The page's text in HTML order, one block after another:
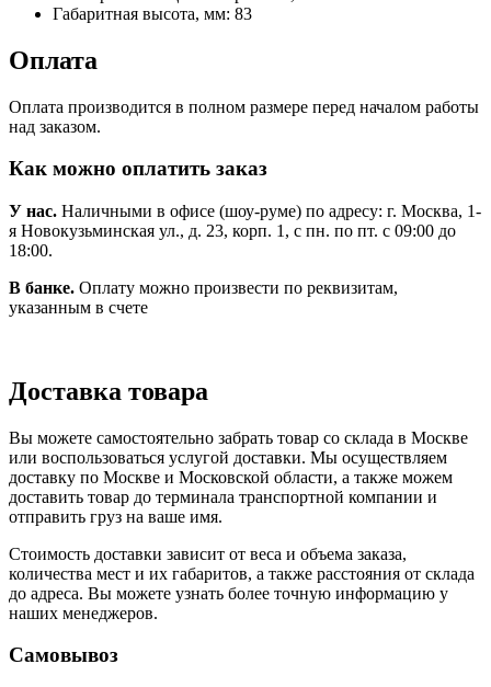
Габаритная высота, мм: 83
Оплата
Оплата производится в полном размере перед началом работы
над заказом.
Как можно оплатить заказ
У нас. Наличными в офисе (шоу-руме) по адресу: г. Москва, 1-
я Новокузьминская ул., д. 23, корп. 1, с пн. по пт. с 09:00 до
18:00.
В банке. Оплату можно произвести по реквизитам,
указанным в счете
Доставка товара
Вы можете самостоятельно забрать товар со склада в Москве
или воспользоваться услугой доставки. Мы осуществляем
доставку по Москве и Московской области, а также можем
доставить товар до терминала транспортной компании и
отправить груз на ваше имя.
Стоимость доставки зависит от веса и объема заказа,
количества мест и их габаритов, а также расстояния от склада
до адреса. Вы можете узнать более точную информацию у
наших менеджеров.
Самовывоз